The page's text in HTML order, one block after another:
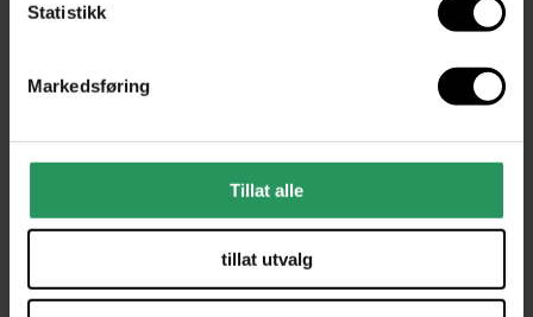
Statistikk
Markedsføring
Tillat alle
tillat utvalg